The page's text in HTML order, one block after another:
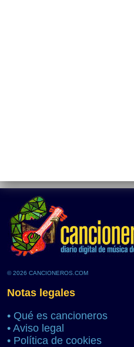
© 2026 CANCIONEROS.COM
Notas legales
• Qué es cancioneros
• Aviso legal
• Política de cookies